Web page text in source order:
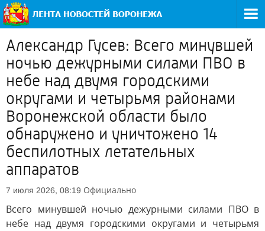
Александр Гусев: Всего минувшей
ночью дежурными силами ПВО в
небе над двумя городскими
округами и четырьмя районами
Воронежской области было
обнаружено и уничтожено 14
беспилотных летательных
аппаратов
7 июля 2026, 08:19 Официально
Всего минувшей ночью дежурными силами ПВО в
небе над двумя городскими округами и четырьмя